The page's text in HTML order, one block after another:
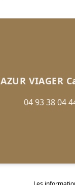
AZUR VIAGER
04 93 38 04